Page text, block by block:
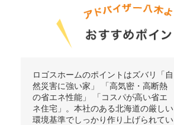
ロゴスホームのポイントはズバリ「自
然災害に強い家」 「高気密・高断熱
の省エネ性能」 「コスパが高い省エ
ネ住宅」。本社のある北海道の厳しい
環境基準でしっかり作り上げられてい